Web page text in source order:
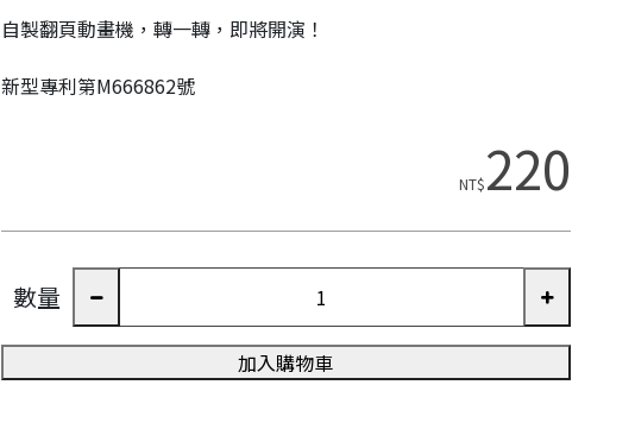
自製翻頁動畫機，轉一轉，即將開演！
新型專利第M666862號
NT$220
數量
加入購物車